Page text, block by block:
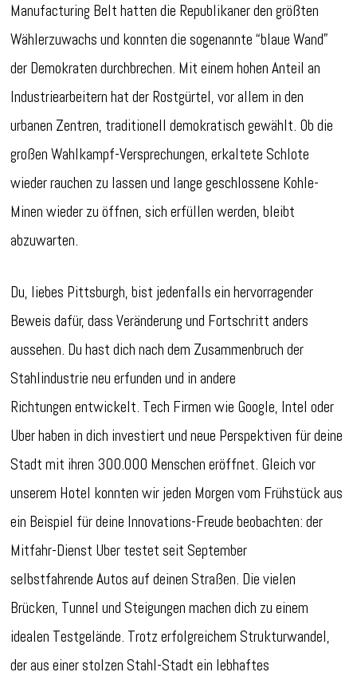
Manufacturing Belt hatten die Republikaner den größten
Wählerzuwachs und konnten die sogenannte “blaue Wand”
der Demokraten durchbrechen. Mit einem hohen Anteil an
Industriearbeitern hat der Rostgürtel, vor allem in den
urbanen Zentren, traditionell demokratisch gewählt. Ob die
großen Wahlkampf-Versprechungen, erkaltete Schlote
wieder rauchen zu lassen und lange geschlossene Kohle-
Minen wieder zu öffnen, sich erfüllen werden, bleibt
abzuwarten.
Du, liebes Pittsburgh, bist jedenfalls ein hervorragender
Beweis dafür, dass Veränderung und Fortschritt anders
aussehen. Du hast dich nach dem Zusammenbruch der
Stahlindustrie neu erfunden und in andere
Richtungen entwickelt. Tech Firmen wie Google, Intel oder
Uber haben in dich investiert und neue Perspektiven für deine
Stadt mit ihren 300.000 Menschen eröffnet. Gleich vor
unserem Hotel konnten wir jeden Morgen vom Frühstück aus
ein Beispiel für deine Innovations-Freude beobachten: der
Mitfahr-Dienst Uber testet seit September
selbstfahrende Autos auf deinen Straßen. Die vielen
Brücken, Tunnel und Steigungen machen dich zu einem
idealen Testgelände. Trotz erfolgreichem Strukturwandel,
der aus einer stolzen Stahl-Stadt ein lebhaftes